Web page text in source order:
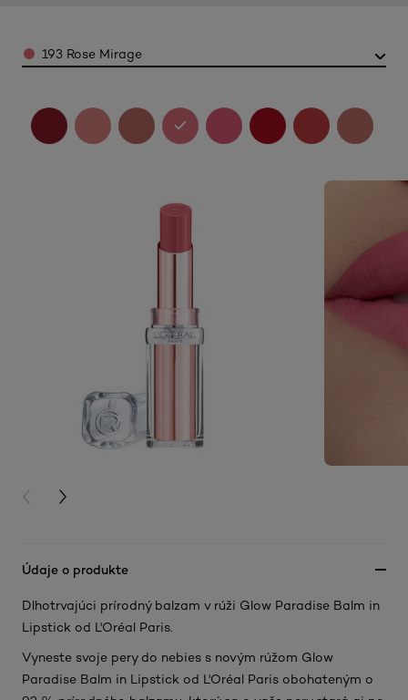
Color193 Rose Mirage
PREVIOUS CARD
NEXT CARD
Údaje o produkte
Dlhotrvajúci prírodný balzam v rúži Glow Paradise Balm in
Lipstick od L'Oréal Paris.
Vyneste svoje pery do nebies s novým rúžom Glow
Paradise Balm in Lipstick od L'Oréal Paris obohateným o